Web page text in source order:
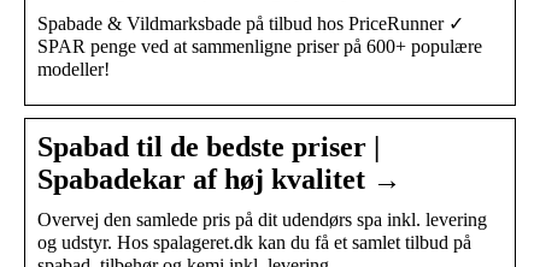
Spabade & Vildmarksbade på tilbud hos PriceRunner ✓
SPAR penge ved at sammenligne priser på 600+ populære
modeller!
Spabad til de bedste priser |
Spabadekar af høj kvalitet →
Overvej den samlede pris på dit udendørs spa inkl. levering
og udstyr. Hos spalageret.dk kan du få et samlet tilbud på